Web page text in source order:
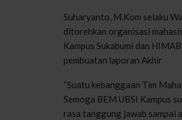
Suharyanto, M.Kom selaku
ditorehkan organisasi
Kampus Sukabumi dan
pembuatan laporan Akhir
“Suatu kebanggaan Tim
Semoga BEM UBSI Kampus
rasa tanggung jawab sampai